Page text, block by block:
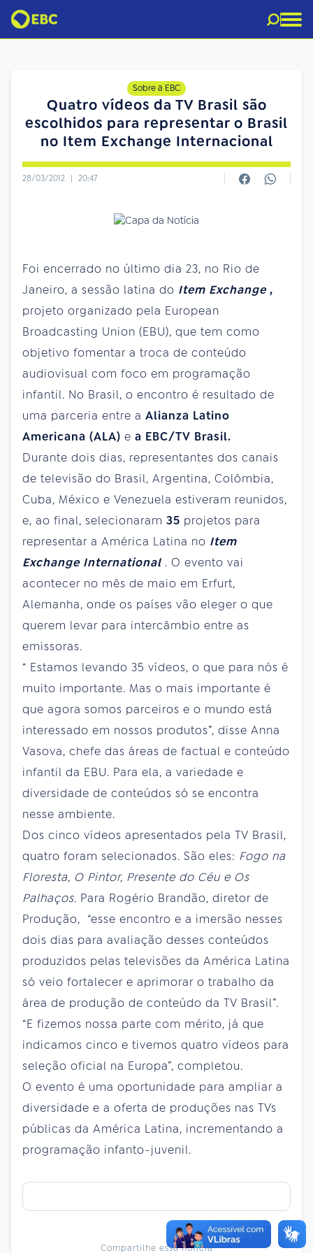
Sobre a EBC
Quatro vídeos da TV Brasil são
escolhidos para representar o Brasil
no Item Exchange Internacional
28/03/2012 | 20:47
Foi encerrado no último dia 23, no Rio de
Janeiro, a sessão latina do Item Exchange,
projeto organizado pela European
Broadcasting Union (EBU), que tem como
objetivo fomentar a troca de conteúdo
audiovisual com foco em programação
infantil. No Brasil, o encontro é resultado de
uma parceria entre a Alianza Latino
Americana (ALA) e a EBC/TV Brasil.
Durante dois dias, representantes dos canais
de televisão do Brasil, Argentina, Colômbia,
Cuba, México e Venezuela estiveram reunidos,
e, ao final, selecionaram 35 projetos para
representar a América Latina no Item
Exchange International . O evento vai
acontecer no mês de maio em Erfurt,
Alemanha, onde os países vão eleger o que
querem levar para intercâmbio entre as
emissoras.
“ Estamos levando 35 vídeos, o que para nós é
muito importante. Mas o mais importante é
que agora somos parceiros e o mundo está
interessado em nossos produtos”, disse Anna
Vasova, chefe das áreas de factual e conteúdo
infantil da EBU. Para ela, a variedade e
diversidade de conteúdos só se encontra
nesse ambiente.
Dos cinco vídeos apresentados pela TV Brasil,
quatro foram selecionados. São eles: Fogo na
Floresta, O Pintor, Presente do Céu e Os
Palhaços. Para Rogério Brandão, diretor de
Produção, “esse encontro e a imersão nesses
dois dias para avaliação desses conteúdos
produzidos pelas televisões da América Latina
só veio fortalecer e aprimorar o trabalho da
área de produção de conteúdo da TV Brasil”.
“E fizemos nossa parte com mérito, já que
indicamos cinco e tivemos quatro vídeos para
seleção oficial na Europa”, completou.
O evento é uma oportunidade para ampliar a
diversidade e a oferta de produções nas TVs
públicas da América Latina, incrementando a
programação infanto-juvenil.
Compartilhe essa notícia